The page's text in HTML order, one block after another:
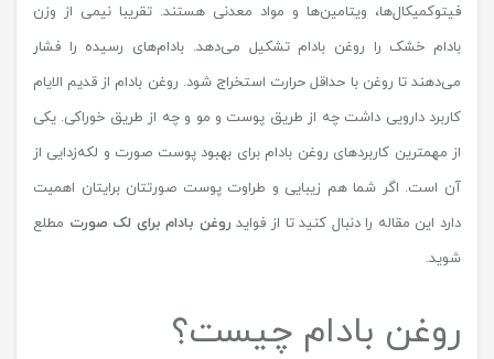
فیتوکمیکال‌ها، ویتامین‌ها و مواد معدنی هستند. تقریبا نیمی از وزن
بادام خشک را روغن بادام تشکیل می‌دهد. بادام‌های رسیده را فشار
می‌دهند تا روغن با حداقل حرارت استخراج شود. روغن بادام از قدیم الایام
کاربرد دارویی داشت چه از طریق پوست و مو و چه از طریق خوراکی. یکی
از مهمترین کاربردهای روغن بادام برای بهبود پوست صورت و لکه‌زدایی از
آن است. اگر شما هم زیبایی و طراوت پوست صورتتان برایتان اهمیت
دارد این مقاله را دنبال کنید تا از فواید روغن بادام برای لک صورت مطلع
شوید.
روغن بادام چیست؟